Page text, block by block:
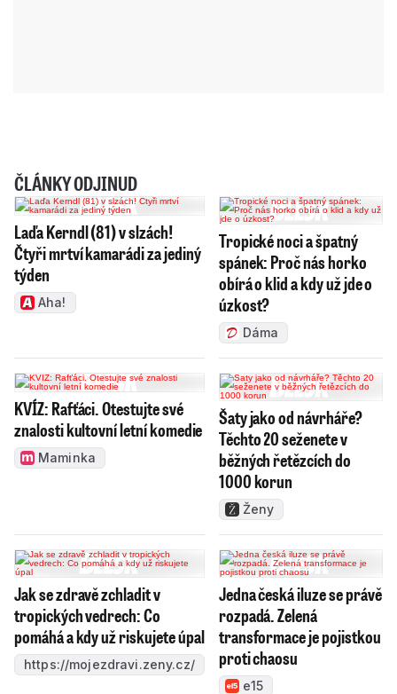
ČLÁNKY ODJINUD
Laďa Kerndl (81) v slzách!
Čtyři mrtví kamarádi za jediný
týden
Aha!
Tropické noci a špatný
spánek: Proč nás horko
obírá o klid a kdy už jde o
úzkost?
Dáma
KVÍZ: Rafťáci. Otestujte své
znalosti kultovní letní komedie
Maminka
Šaty jako od návrháře?
Těchto 20 seženete v
běžných řetězcích do
1000 korun
Ženy
Jak se zdravě zchladit v
tropických vedrech: Co
pomáhá a kdy už riskujete úpal
https://mojezdravi.zeny.cz/
Jedna česká iluze se právě
rozpadá. Zelená
transformace je pojistkou
proti chaosu
e15